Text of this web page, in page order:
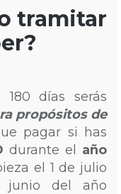
tramitar
días serás
propósitos de
pagar si has
durante el año
el 1 de julio
del año